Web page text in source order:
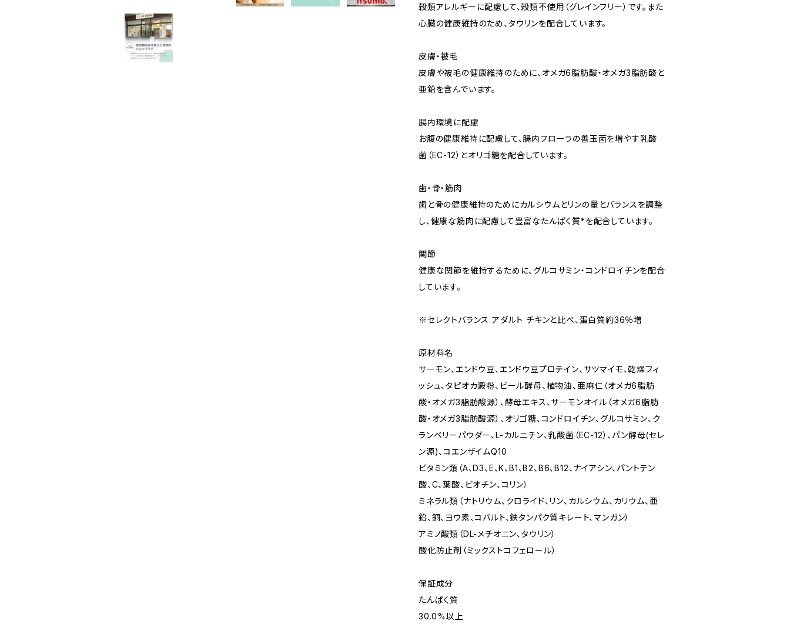
穀類アレルギーに配慮して、穀類不使用（グレインフリー）です。また
心臓の健康維持のため、タウリンを配合しています。
皮膚・被毛
皮膚や被毛の健康維持のために、オメガ6脂肪酸・オメガ3脂肪酸と
亜鉛を含んでいます。
腸内環境に配慮
お腹の健康維持に配慮して、腸内フローラの善玉菌を増やす乳酸
菌（EC-12）とオリゴ糖を配合しています。
歯・骨・筋肉
歯と骨の健康維持のためにカルシウムとリンの量とバランスを調整
し、健康な筋肉に配慮して豊富なたんぱく質*を配合しています。
関節
健康な関節を維持するために、グルコサミン・コンドロイチンを配合
しています。
※セレクトバランス アダルト チキンと比べ、蛋白質約36％増
原材料名
サーモン、エンドウ豆、エンドウ豆プロテイン、サツマイモ、乾燥フィ
ッシュ、タピオカ澱粉、ビール酵母、植物油、亜麻仁（オメガ6脂肪
酸・オメガ3脂肪酸源）、酵母エキス、サーモンオイル（オメガ6脂肪
酸・オメガ3脂肪酸源）、オリゴ糖、コンドロイチン、グルコサミン、ク
ランベリーパウダー、L-カルニチン、乳酸菌（EC-12）、パン酵母(セレ
ン源)、コエンザイムQ10
ビタミン類（A、D3、E、K、B1、B2、B6、B12、ナイアシン、パントテン
酸、C、葉酸、ビオチン、コリン）
ミネラル類（ナトリウム、クロライド、リン、カルシウム、カリウム、亜
鉛、銅、ヨウ素、コバルト、鉄タンパク質キレート、マンガン）
アミノ酸類（DL-メチオニン、タウリン）
酸化防止剤（ミックストコフェロール）
保証成分
たんぱく質
30.0%以上